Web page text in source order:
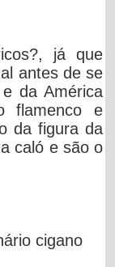
já que
antes de se
da América
flamenco e
da figura da
caló e são o
cigano